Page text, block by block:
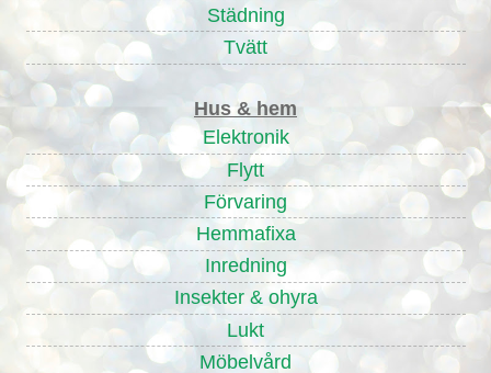
Städning
Tvätt
Hus & hem
Elektronik
Flytt
Förvaring
Hemmafixa
Inredning
Insekter & ohyra
Lukt
Möbelvård